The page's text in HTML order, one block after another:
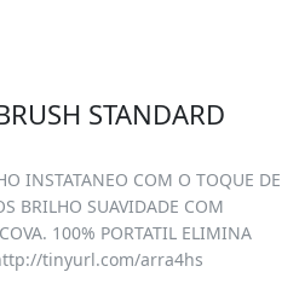
STANDARD
INSTATANEO COM O TOQUE DE
BRILHO SUAVIDADE COM
100% PORTATIL ELIMINA
http://tinyurl.com/arra4hs